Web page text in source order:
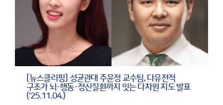
[뉴스클리핑] 성균관대 주윤정 교수팀, 다유전적
구조가 뇌·행동·정신질환까지 잇는 다차원 지도 발표
('25.11.04.)